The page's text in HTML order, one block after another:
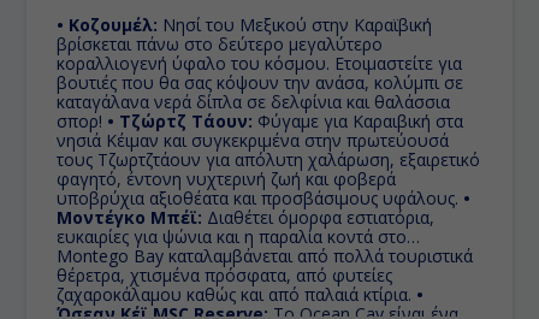
• Κοζουμέλ: Νησί του Μεξικού στην Καραϊβική
βρίσκεται πάνω στο δεύτερο μεγαλύτερο
κοραλλιογενή ύφαλο του κόσμου. Ετοιμαστείτε για
βουτιές που θα σας κόψουν την ανάσα, κολύμπι σε
καταγάλανα νερά δίπλα σε δελφίνια και θαλάσσια
σπορ! • Τζώρτζ Τάουν: Φύγαμε για Καραιβική στα
νησιά Κέιμαν και συγκεκριμένα στην πρωτεύουσά
τους Τζωρτζτάουν για απόλυτη χαλάρωση, εξαιρετικό
φαγητό, έντονη νυχτερινή ζωή και φοβερά
υποβρύχια αξιοθέατα και προσβάσιμους υφάλους. •
Μοντέγκο Μπέϊ: Διαθέτει όμορφα εστιατόρια,
ευκαιρίες για ψώνια και η παραλία κοντά στο
Montego Bay καταλαμβάνεται από πολλά τουριστικά
θέρετρα, χτισμένα πρόσφατα, από φυτείες
ζαχαροκάλαμου καθώς και από παλαιά κτίρια. •
Όσεαν Κέϊ MSC Reserve: Το Ocean Cay είναι ένα